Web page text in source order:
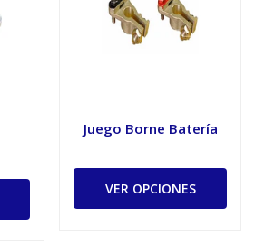
Juego Borne Batería
VER OPCIONES